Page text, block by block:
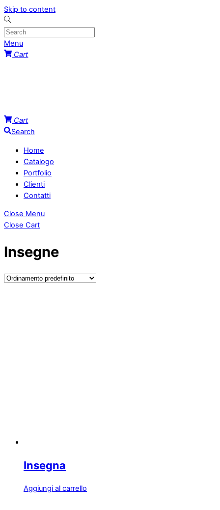
Skip to content
Menu
Cart
Cart
Search
Home
Catalogo
Portfolio
Clienti
Contatti
Close Menu
Close Cart
Insegne
Insegna
Aggiungi al carrello